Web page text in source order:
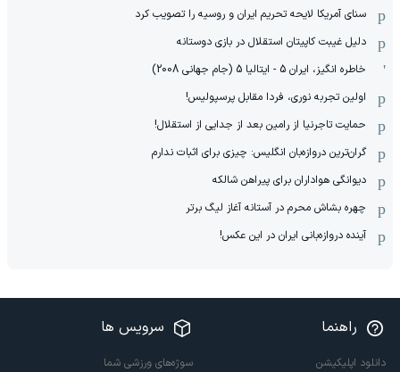
سنای آمریکا لایحه تحریم ایران و روسیه را تصویب کرد
دلیل غیبت کاپیتان استقلال در بازی دوستانه
خاطره انگیز، ایران 5 - ایتالیا 5 (جام جهانی 2008)
اولین تجربه نوری، فردا مقابل پرسپولیس!
حمایت تاجرنیا از رامین بعد از جدایی از استقلال!
گران‌ترین دروازه‌بان انگلیس: چیزی برای اثبات ندارم
دیوانگی هواداران برای پیراهن شالکه
چهره بشاش محرم در آستانه آغاز لیگ برتر
آینده دروازه‌بانی ایران در این عکس!
راهنما
دانلود اپلیکیشن
سرویس ها
سوژه‌های ورزشی شما